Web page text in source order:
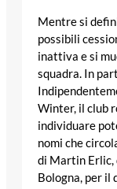
Mentre si
possibili
inattiva e si
squadra. In
Winter, il club
individuare
nomi che
di Martin Erlic,
Bologna, per